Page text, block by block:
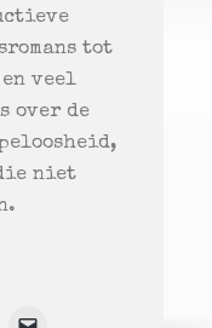
tot
veel
over de
niet